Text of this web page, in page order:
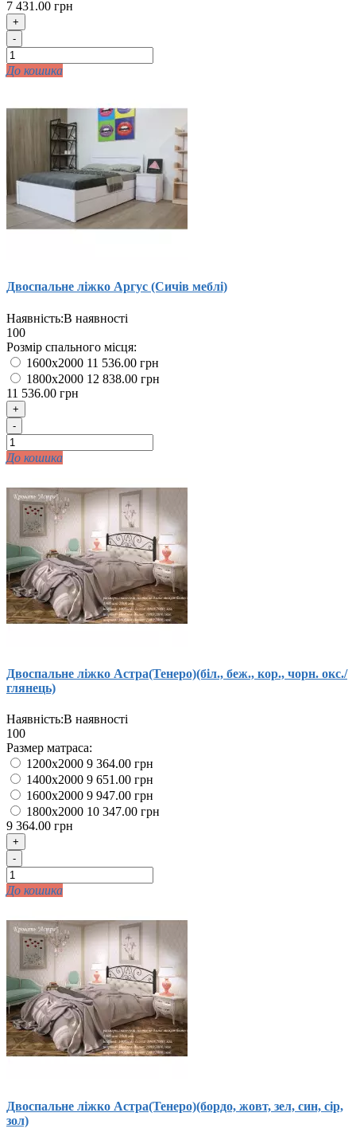
7 431.00 грн
+
-
До кошика
Двоспальне ліжко Аргус (Сичів меблі)
Наявність:В наявності
100
Розмір спального місця:
1600х2000 11 536.00 грн
1800х2000 12 838.00 грн
11 536.00 грн
+
-
До кошика
Двоспальне ліжко Астра(Тенеро)(біл., беж., кор., чорн. окс./
глянець)
Наявність:В наявності
100
Размер матраса:
1200x2000 9 364.00 грн
1400x2000 9 651.00 грн
1600x2000 9 947.00 грн
1800x2000 10 347.00 грн
9 364.00 грн
+
-
До кошика
Двоспальне ліжко Астра(Тенеро)(бордо, жовт, зел, син, сір,
зол)